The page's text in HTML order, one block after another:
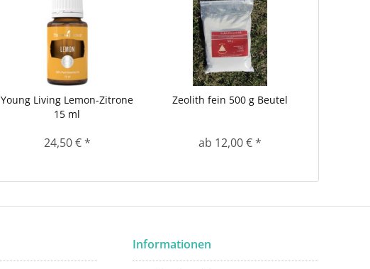
Young Living Lemon-Zitrone
15 ml
24,50 € *
Zeolith fein 500 g Beutel
ab 12,00 € *
Informationen